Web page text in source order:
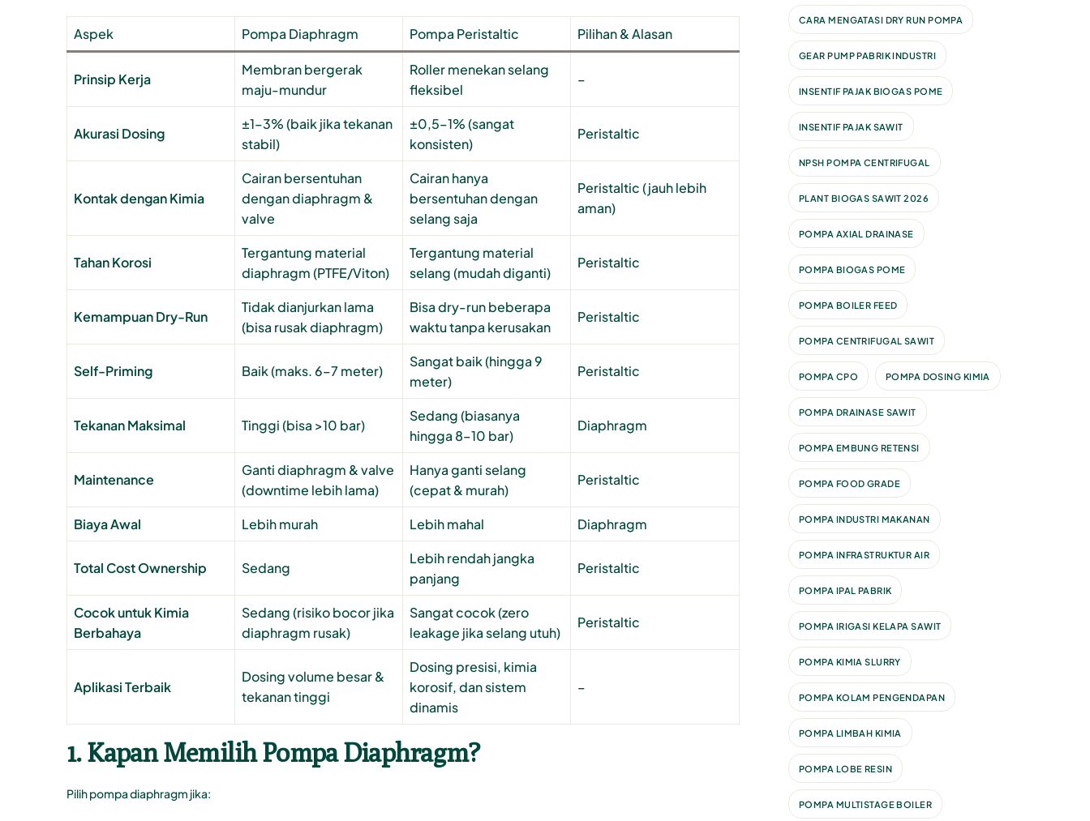
Aspek Pompa Diaphragm Pompa Peristaltic Pilihan & Alasan
Prinsip Kerja
Membran bergerak
maju-mundur
Roller menekan selang
fleksibel
–
Akurasi Dosing
±1–3% (baik jika tekanan
stabil)
±0,5–1% (sangat
konsisten)
Peristaltic
Kontak dengan Kimia
Cairan bersentuhan
dengan diaphragm &
valve
Cairan hanya
bersentuhan dengan
selang saja
Peristaltic (jauh lebih
aman)
Tahan Korosi
Tergantung material
diaphragm (PTFE/Viton)
Tergantung material
selang (mudah diganti)
Peristaltic
Kemampuan Dry-Run
Tidak dianjurkan lama
(bisa rusak diaphragm)
Bisa dry-run beberapa
waktu tanpa kerusakan
Peristaltic
Self-Priming Baik (maks. 6–7 meter)
Sangat baik (hingga 9
meter)
Peristaltic
Tekanan Maksimal Tinggi (bisa >10 bar)
Sedang (biasanya
hingga 8–10 bar)
Diaphragm
Maintenance
Ganti diaphragm & valve
(downtime lebih lama)
Hanya ganti selang
(cepat & murah)
Peristaltic
Biaya Awal Lebih murah Lebih mahal Diaphragm
Total Cost Ownership Sedang
Lebih rendah jangka
panjang
Peristaltic
Cocok untuk Kimia
Berbahaya
Sedang (risiko bocor jika
diaphragm rusak)
Sangat cocok (zero
leakage jika selang utuh)
Peristaltic
Aplikasi Terbaik
Dosing volume besar &
tekanan tinggi
Dosing presisi, kimia
korosif, dan sistem
dinamis
–
1. Kapan Memilih Pompa Diaphragm?
Pilih pompa diaphragm jika:
CARA MENGATASI DRY RUN POMPA
GEAR PUMP PABRIK INDUSTRI
INSENTIF PAJAK BIOGAS POME
INSENTIF PAJAK SAWIT
NPSH POMPA CENTRIFUGAL
PLANT BIOGAS SAWIT 2026
POMPA AXIAL DRAINASE
POMPA BIOGAS POME
POMPA BOILER FEED
POMPA CENTRIFUGAL SAWIT
POMPA CPO POMPA DOSING KIMIA
POMPA DRAINASE SAWIT
POMPA EMBUNG RETENSI
POMPA FOOD GRADE
POMPA INDUSTRI MAKANAN
POMPA INFRASTRUKTUR AIR
POMPA IPAL PABRIK
POMPA IRIGASI KELAPA SAWIT
POMPA KIMIA SLURRY
POMPA KOLAM PENGENDAPAN
POMPA LIMBAH KIMIA
POMPA LOBE RESIN
POMPA MULTISTAGE BOILER